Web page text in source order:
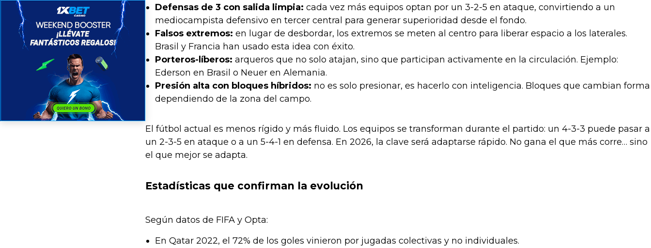
Defensas de 3 con salida limpia: cada vez más equipos optan por un 3-2-5 en ataque, convirtiendo a un
mediocampista defensivo en tercer central para generar superioridad desde el fondo.
Falsos extremos: en lugar de desbordar, los extremos se meten al centro para liberar espacio a los laterales.
Brasil y Francia han usado esta idea con éxito.
Porteros-líberos: arqueros que no solo atajan, sino que participan activamente en la circulación. Ejemplo:
Ederson en Brasil o Neuer en Alemania.
Presión alta con bloques híbridos: no es solo presionar, es hacerlo con inteligencia. Bloques que cambian forma
dependiendo de la zona del campo.
El fútbol actual es menos rígido y más fluido. Los equipos se transforman durante el partido: un 4-3-3 puede pasar a
un 2-3-5 en ataque o a un 5-4-1 en defensa. En 2026, la clave será adaptarse rápido. No gana el que más corre… sino
el que mejor se adapta.
Estadísticas que confirman la evolución
Según datos de FIFA y Opta:
En Qatar 2022, el 72% de los goles vinieron por jugadas colectivas y no individuales.